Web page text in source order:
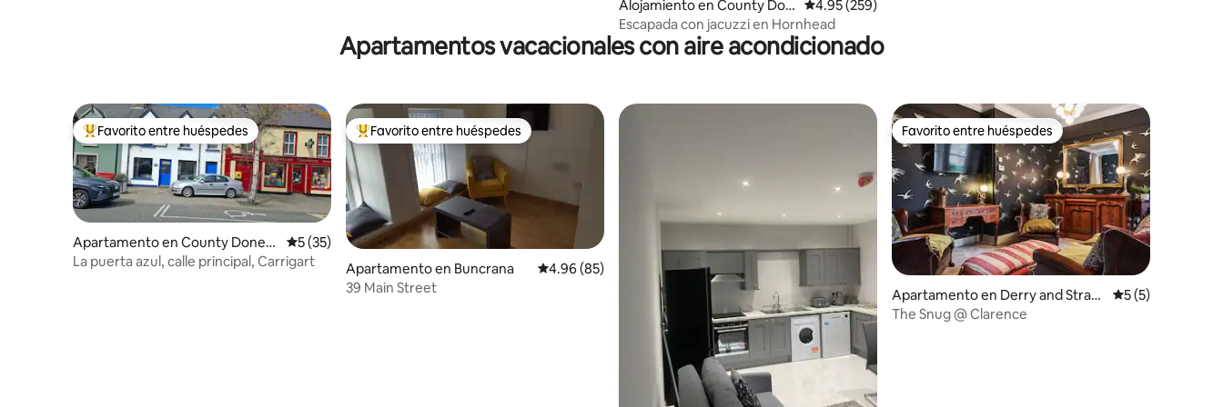
Alojamiento en County Don
egal
Calificación promedio: 4.95 de 5, 259 reseñas
4.95 (259)
Escapada con jacuzzi en Hornhead
Apartamentos vacacionales con aire acondicionado
Favorito entre huéspedes preferido
Favorito entre huéspedes
Apartamento en County Doneg
al
Calificación promedio: 5 de 5, 35 reseñas
5 (35)
La puerta azul, calle principal, Carrigart
Favorito entre huéspedes preferido
Favorito entre huéspedes
Apartamento en Buncrana Calificación promedio: 4.96 de 5, 85 reseñas
4.96 (85)
39 Main Street
Favorito entre huéspedes
Favorito entre huéspedes
Apartamento en Derry and Strab
ane
Calificación
5 (5)
The Snug @ Clarence